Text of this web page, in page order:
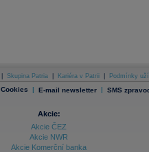
Skupina Patria Kariéra v Patrii Podmínky
Cookies | E-mail newsletter | SMS
Akcie:
Akcie ČEZ
Akcie NWR
Akcie Komerční banka